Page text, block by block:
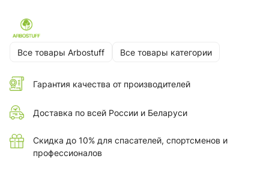
Все товары Arbostuff Все товары категории
Гарантия качества от производителей
Доставка по всей России и Беларуси
Скидка до 10% для спасателей, спортсменов и
профессионалов